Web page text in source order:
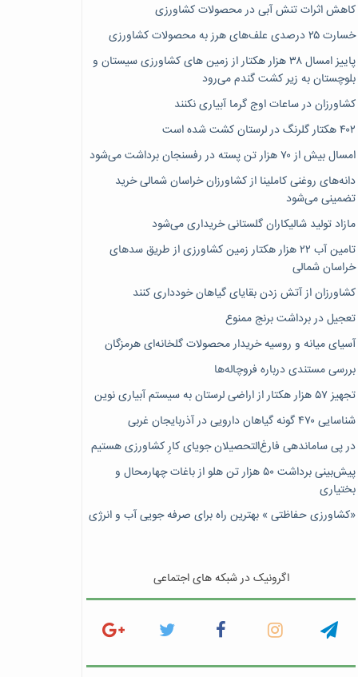
کاهش اثرات تنش آبی در محصولات کشاورزی
خسارت ۲۵ درصدی علف‌های هرز به محصولات کشاورزی
پاییز امسال ۳۸ هزار هکتار از زمین های کشاورزی سیستان و
بلوچستان به زیر کشت گندم می‌رود
کشاورزان در ساعات اوج گرما آبیاری نکنند
۴۰۲ هکتار گلرنگ در لرستان کشت شده است
امسال بیش از ۷۰ هزار تن پسته در رفسنجان برداشت می‌شود
دانه‌های روغنی کاملینا از کشاورزان خراسان شمالی خرید
تضمینی می‌شود
مازاد تولید شالیکاران گلستانی خریداری می‌شود
تامین آب ۲۲ هزار هکتار زمین کشاورزی از طریق سدهای
خراسان شمالی
کشاورزان از آتش زدن بقایای گیاهان خودداری کنند
تعجیل در برداشت برنج ممنوع
آسیای میانه و روسیه خریدار محصولات گلخانه‌ای هرمزگان
بررسی مستندی درباره فروچاله‌ها
تجهیز ۵۷ هزار هکتار از اراضی لرستان به سیستم آبیاری نوین
شناسایی ۴۷٠ گونه گیاهان دارویی در آذربایجان غربی
در پی ساماندهی فارغ‌التحصیلان جویای کارِ کشاورزی هستیم
پیش‎‌بینی برداشت ۵۰ هزار تن هلو از باغات چهارمحال و
بختیاری
«کشاورزی حفاظتی » بهترین راه برای صرفه جویی آب و انرژی
اگرونیک در شبکه های اجتماعی